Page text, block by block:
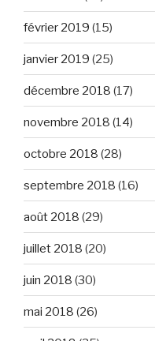
février 2019 (15)
janvier 2019 (25)
décembre 2018 (17)
novembre 2018 (14)
octobre 2018 (28)
septembre 2018 (16)
août 2018 (29)
juillet 2018 (20)
juin 2018 (30)
mai 2018 (26)